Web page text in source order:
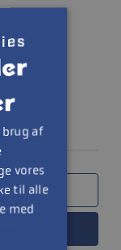
af
vores
til alle
med